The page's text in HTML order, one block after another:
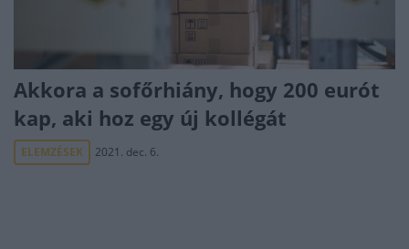
Akkora a sofőrhiány, hogy 200 eurót
kap, aki hoz egy új kollégát
ELEMZÉSEK 2021. dec. 6.